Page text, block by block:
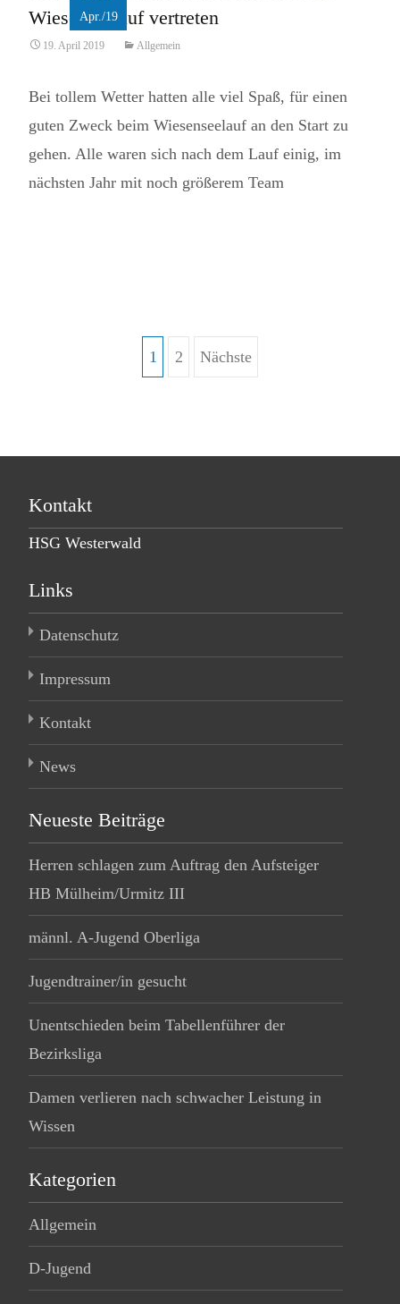
Apr./19
Wiesenseelauf vertreten
19. April 2019 Allgemein
Bei tollem Wetter hatten alle viel Spaß, für einen
guten Zweck beim Wiesenseelauf an den Start zu
gehen. Alle waren sich nach dem Lauf einig, im
nächsten Jahr mit noch größerem Team
Beitragsnavigation
1 2 Nächste
Kontakt
HSG Westerwald
Links
Datenschutz
Impressum
Kontakt
News
Neueste Beiträge
Herren schlagen zum Auftrag den Aufsteiger
HB Mülheim/Urmitz III
männl. A-Jugend Oberliga
Jugendtrainer/in gesucht
Unentschieden beim Tabellenführer der
Bezirksliga
Damen verlieren nach schwacher Leistung in
Wissen
Kategorien
Allgemein
D-Jugend